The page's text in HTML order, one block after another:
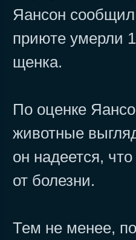
Яансон
приюте умерли
щенка.
По оценке
животные
он надеется,
от болезни.
Тем не менее,